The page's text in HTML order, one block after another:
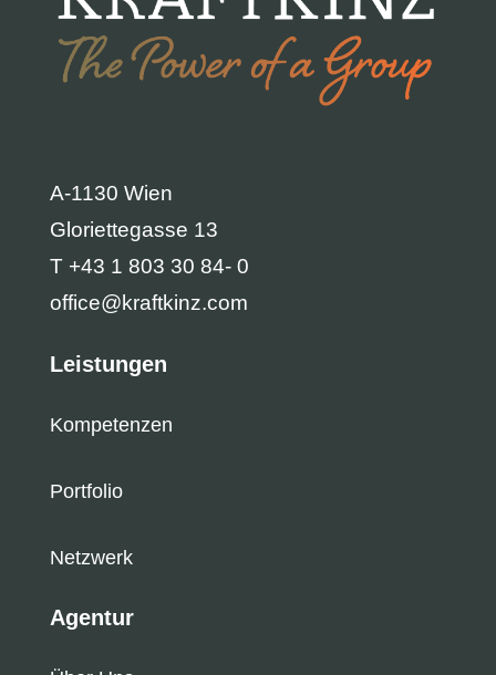
A-1130 Wien
Gloriettegasse 13
T +43 1 803 30 84- 0
office@kraftkinz.com
Leistungen
Kompetenzen
Portfolio
Netzwerk
Agentur